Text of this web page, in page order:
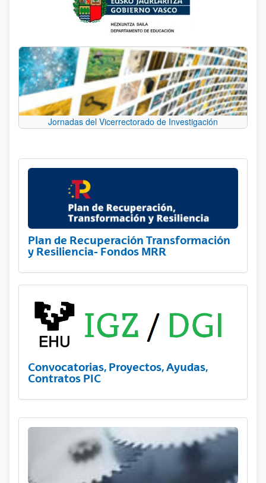
Jornadas del Vicerrectorado de Investigación
Plan de Recuperación Transformación
y Resiliencia- Fondos MRR
Convocatorias, Proyectos, Ayudas,
Contratos PIC